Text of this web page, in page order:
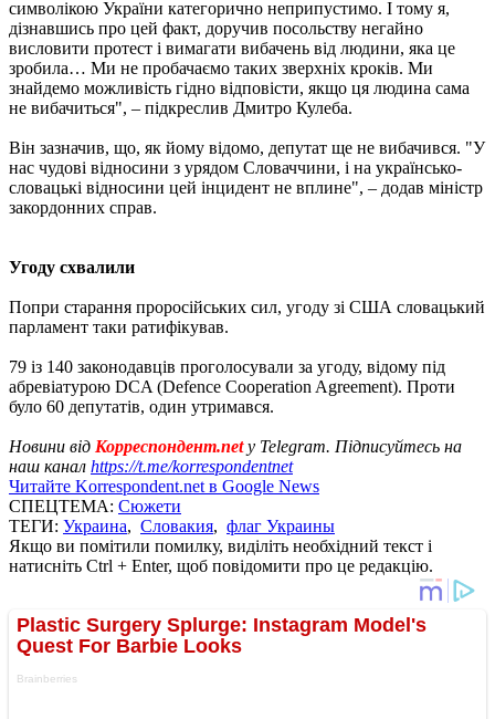
символікою України категорично неприпустимо. І тому я,
дізнавшись про цей факт, доручив посольству негайно
висловити протест і вимагати вибачень від людини, яка це
зробила… Ми не пробачаємо таких зверхніх кроків. Ми
знайдемо можливість гідно відповісти, якщо ця людина сама
не вибачиться", – підкреслив Дмитро Кулеба.
Він зазначив, що, як йому відомо, депутат ще не вибачився. "У
нас чудові відносини з урядом Словаччини, і на українсько-
словацькі відносини цей інцидент не вплине", – додав міністр
закордонних справ.
Угоду схвалили
Попри старання проросійських сил, угоду зі США словацький
парламент таки ратифікував.
79 із 140 законодавців проголосували за угоду, відому під
абревіатурою DCA (Defence Cooperation Agreement). Проти
було 60 депутатів, один утримався.
Новини від Корреспондент.netу Telegram. Підписуйтесь на
наш канал https://t.me/korrespondentnet
Читайте Korrespondent.net в Google News
СПЕЦТЕМА: Сюжети
ТЕГИ: Украина, Словакия, флаг Украины
Якщо ви помітили помилку, виділіть необхідний текст і
натисніть Ctrl + Enter, щоб повідомити про це редакцію.